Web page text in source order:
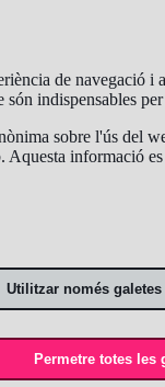
de navegació i
són indispensables
sobre l'ús del
Aquesta informació
Utilitzar només
Permetre totes les